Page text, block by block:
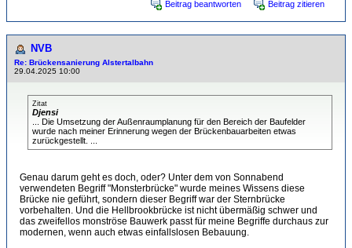
Beitrag beantworten Beitrag zitieren
NVB
Re: Brückensanierung Alstertalbahn
29.04.2025 10:00
Zitat
Djensi
... Die Umsetzung der Außenraumplanung für den Bereich der Baufelder
wurde nach meiner Erinnerung wegen der Brückenbauarbeiten etwas
zurückgestellt. ...
Genau darum geht es doch, oder? Unter dem von Sonnabend
verwendeten Begriff "Monsterbrücke" wurde meines Wissens diese
Brücke nie geführt, sondern dieser Begriff war der Sternbrücke
vorbehalten. Und die Hellbrookbrücke ist nicht übermäßig schwer und
das zweifellos monströse Bauwerk passt für meine Begriffe durchaus zur
modernen, wenn auch etwas einfallslosen Bebauung.